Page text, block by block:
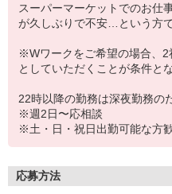
スーパーマーケットでのお仕
が久しぶりで不安…という方
※Wワークをご希望の場合、
としていただくことが条件と
22時以降の勤務は深夜勤務の
※週2日〜応相談
※土・日・祝日出勤可能な方
応募方法